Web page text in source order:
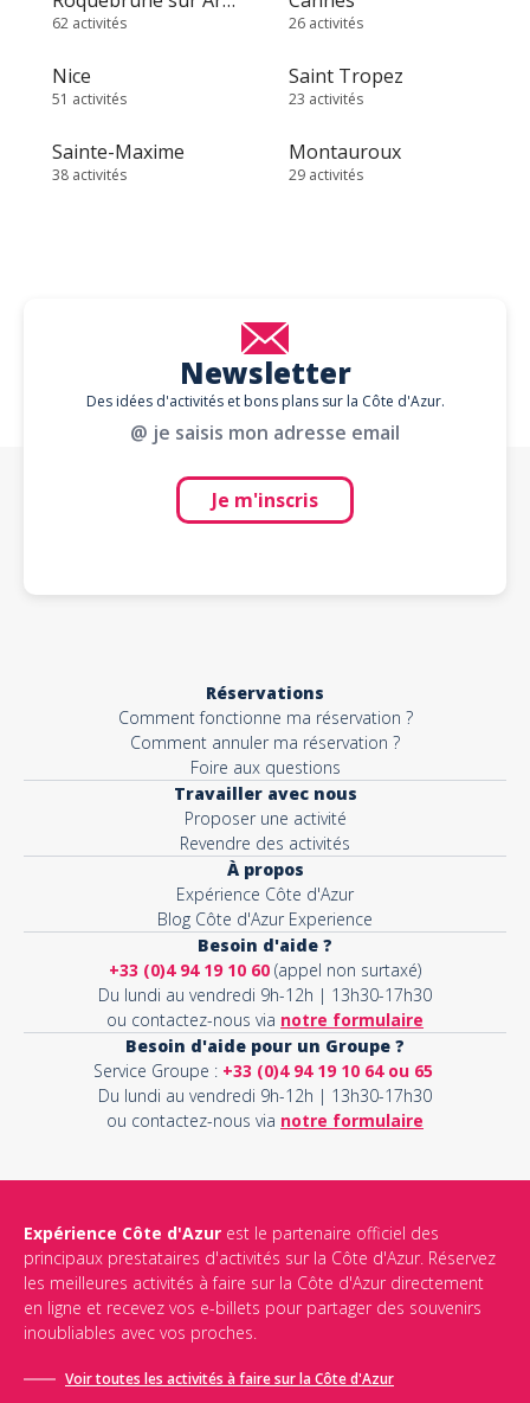
62 activités 26 activités
Nice
51 activités
Saint Tropez
23 activités
Sainte-Maxime
38 activités
Montauroux
29 activités
Newsletter
Des idées d'activités et bons plans sur la Côte d'Azur.
@ je saisis mon adresse email
Je m'inscris
Réservations
Comment fonctionne ma réservation ?
Comment annuler ma réservation ?
Foire aux questions
Travailler avec nous
Proposer une activité
Revendre des activités
À propos
Expérience Côte d'Azur
Blog Côte d'Azur Experience
Besoin d'aide ?
+33 (0)4 94 19 10 60 (appel non surtaxé)
Du lundi au vendredi 9h-12h | 13h30-17h30
ou contactez-nous via notre formulaire
Besoin d'aide pour un Groupe ?
Service Groupe : +33 (0)4 94 19 10 64 ou 65
Du lundi au vendredi 9h-12h | 13h30-17h30
ou contactez-nous via notre formulaire
Expérience Côte d'Azur est le partenaire officiel des
principaux prestataires d'activités sur la Côte d'Azur. Réservez
les meilleures activités à faire sur la Côte d'Azur directement
en ligne et recevez vos e-billets pour partager des souvenirs
inoubliables avec vos proches.
Voir toutes les activités à faire sur la Côte d'Azur